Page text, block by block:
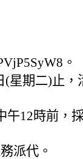
。
(星期二)止，
午12時前，
派代。